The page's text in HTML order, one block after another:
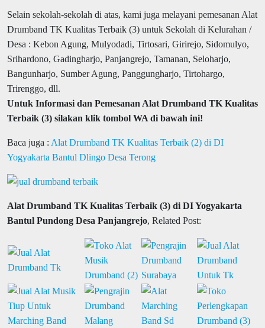
Selain sekolah-sekolah di atas, kami juga melayani pemesanan Alat
Drumband TK Kualitas Terbaik (3) untuk Sekolah di Kelurahan /
Desa : Kebon Agung, Mulyodadi, Tirtosari, Girirejo, Sidomulyo,
Srihardono, Gadingharjo, Panjangrejo, Tamanan, Seloharjo,
Bangunharjo, Sumber Agung, Panggungharjo, Tirtohargo,
Trirenggo, dll.
Untuk Informasi dan Pemesanan Alat Drumband TK Kualitas
Terbaik (3) silakan klik tombol WA di bawah ini!
Baca juga : Alat Drumband TK Kualitas Terbaik (2) di DI
Yogyakarta Bantul Dlingo Desa Terong
Alat Drumband TK Kualitas Terbaik (3) di DI Yogyakarta
Bantul Pundong Desa Panjangrejo, Related Post: